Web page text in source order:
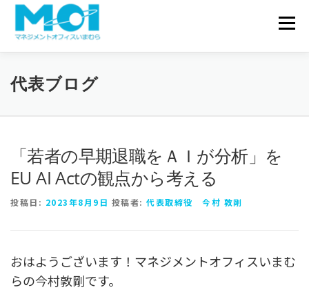
コンテンツへスキップ
メニ
代表ブログ
「若者の早期退職をＡＩが分析」を
EU AI Actの観点から考える
投稿日: 2023年8月9日 投稿者: 代表取締役 今村 敦剛
おはようございます！マネジメントオフィスいまむ
らの今村敦剛です。